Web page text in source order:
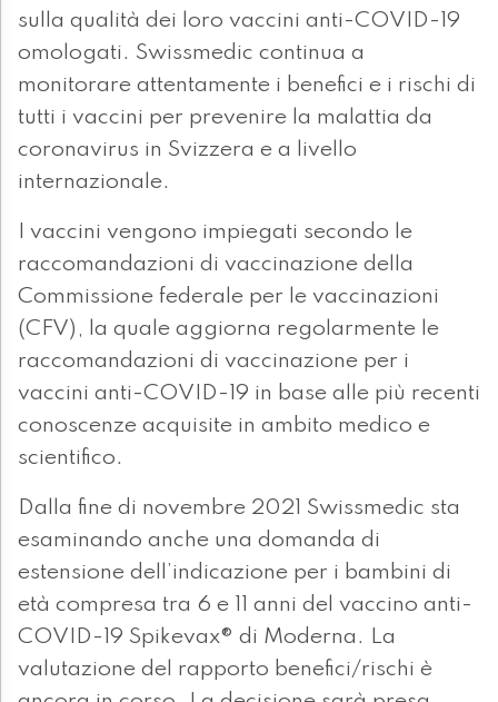
sulla qualità dei loro vaccini anti-COVID-19
omologati. Swissmedic continua a
monitorare attentamente i benefici e i rischi di
tutti i vaccini per prevenire la malattia da
coronavirus in Svizzera e a livello
internazionale.
I vaccini vengono impiegati secondo le
raccomandazioni di vaccinazione della
Commissione federale per le vaccinazioni
(CFV), la quale aggiorna regolarmente le
raccomandazioni di vaccinazione per i
vaccini anti-COVID-19 in base alle più recenti
conoscenze acquisite in ambito medico e
scientifico.
Dalla fine di novembre 2021 Swissmedic sta
esaminando anche una domanda di
estensione dell’indicazione per i bambini di
età compresa tra 6 e 11 anni del vaccino anti-
COVID-19 Spikevax® di Moderna. La
valutazione del rapporto benefici/rischi è